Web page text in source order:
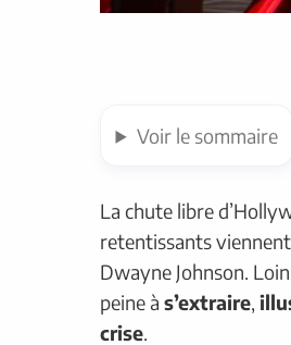
Voir le sommaire
La chute libre
retentissants
Dwayne Johnson.
peine à s’extraire,
crise.